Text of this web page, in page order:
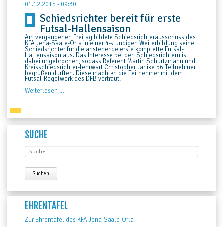
01.12.2015 - 09:30
Schiedsrichter bereit für erste
Futsal-Hallensaison
Am vergangenen Freitag bildete Schiedsrichterausschuss des
KFA Jena-Saale-Orla in einer 4-stündigen Weiterbildung seine
Schiedsrichter für die anstehende erste komplette Futsal-
Hallensaison aus. Das Interesse bei den Schiedsrichtern ist
dabei ungebrochen, sodass Referent Martin Schurtzmann und
Kreisschiedsrichter-lehrwart Christopher Jänike 56 Teilnehmer
begrüßen durften. Diese machten die Teilnehmer mit dem
Futsal-Regelwerk des DFB vertraut.
Weiterlesen …
für
Hallensaison
SUCHE
EHRENTAFEL
Zur Ehrentafel des KFA Jena-Saale-Orla